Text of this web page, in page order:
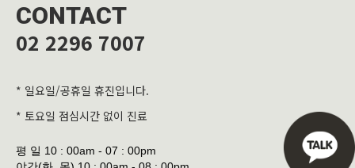
CONTACT
02 2296 7007
* 일요일/공휴일 휴진입니다.
* 토요일 점심시간 없이 진료
평 일 10 : 00am - 07 : 00pm